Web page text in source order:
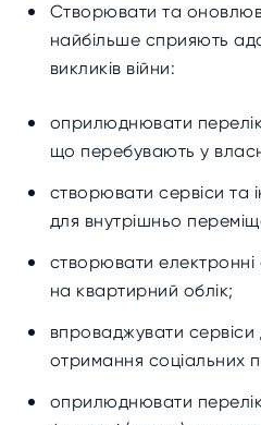
Створювати та
найбільше сприяють
викликів війни:
оприлюднювати
що перебувають у
створювати сервіси та
для внутрішньо
створювати електронні
на квартирний облік;
впроваджувати
отримання соціальних
оприлюднювати